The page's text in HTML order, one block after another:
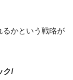
るかという戦略が
ク/